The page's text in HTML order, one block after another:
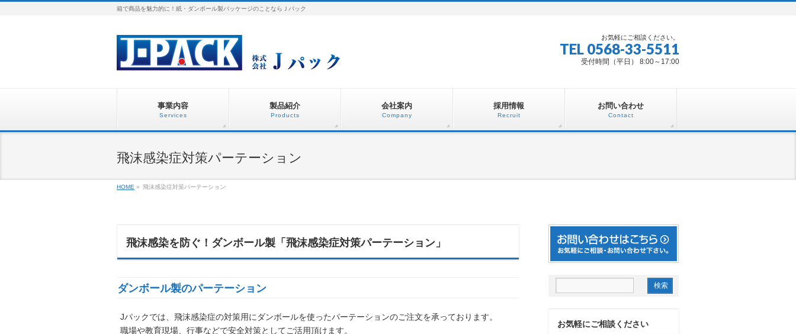
箱で商品を魅力的に！紙・ダンボール製パッケージのことならＪパック
お気軽にご相談ください。
TEL 0568-33-5511
受付時間（平日） 8:00～17:00
事業内容
Services
製品紹介
Products
会社案内
Company
採用情報
Recruit
お問い合わせ
Contact
飛沫感染症対策パーテーション
HOME » 飛沫感染症対策パーテーション
飛沫感染を防ぐ！ダンボール製「飛沫感染症対策パーテーション」
ダンボール製のパーテーション
Jパックでは、飛沫感染症の対策用にダンボールを使ったパーテーションのご注文を承っております。
職場や教育現場、行事などで安全対策としてご活用頂けます。
お気軽にご相談ください